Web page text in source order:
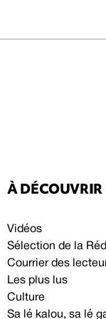
À DÉCOUVRIR
Vidéos
Sélection de la
Courrier des
Les plus lus
Culture
Sa lé kalou, sa lé